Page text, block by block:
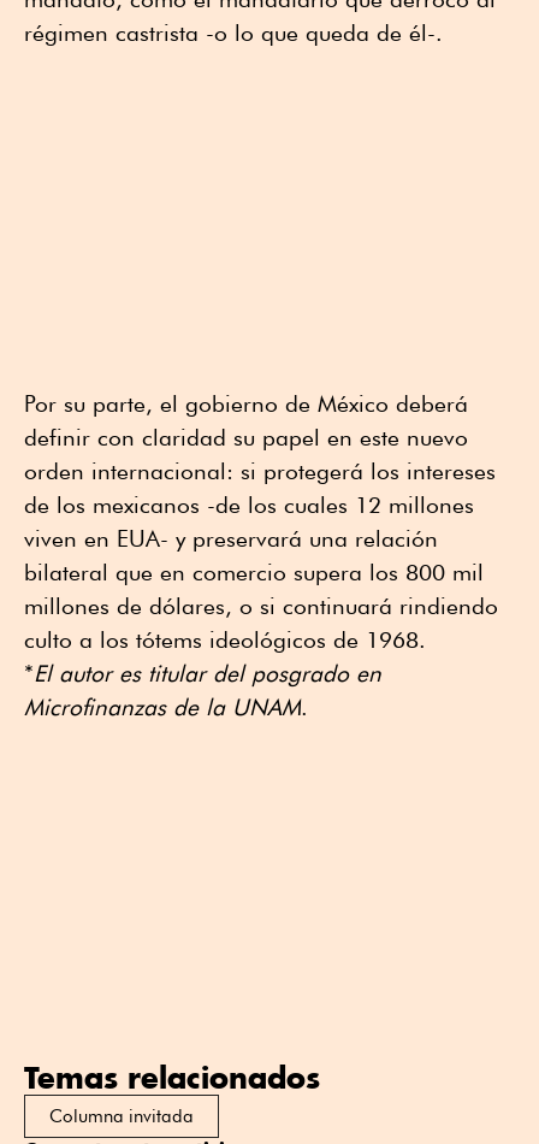
régimen castrista -o lo que queda de él-.
Por su parte, el gobierno de México deberá
definir con claridad su papel en este nuevo
orden internacional: si protegerá los intereses
de los mexicanos -de los cuales 12 millones
viven en EUA- y preservará una relación
bilateral que en comercio supera los 800 mil
millones de dólares, o si continuará rindiendo
culto a los tótems ideológicos de 1968.
*El autor es titular del posgrado en
Microfinanzas de la UNAM.
Temas relacionados
Columna invitada